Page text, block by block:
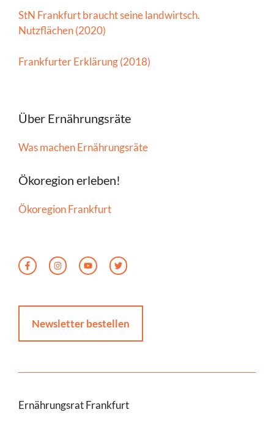
StN Frankfurt braucht seine landwirtsch.
Nutzflächen (2020)
Frankfurter Erklärung (2018)
Über Ernährungsräte
Was machen Ernährungsräte
Ökoregion erleben!
Ökoregion Frankfurt
Newsletter bestellen
Ernährungsrat Frankfurt